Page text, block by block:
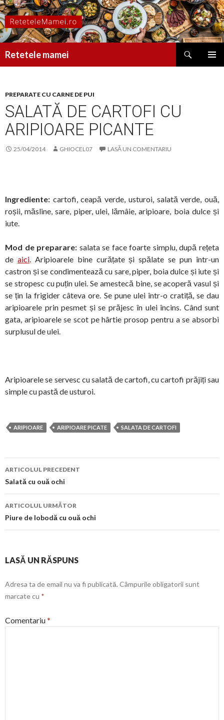
Retetele mamei
PREPARATE CU CARNE DE PUI
SALATĂ DE CARTOFI CU
ARIPIOARE PICANTE
25/04/2014 GHIOCEL07 LASĂ UN COMENTARIU
Ingrediente: cartofi, ceapă verde, usturoi, salată verde, ouă,
roșii, măsline, sare, piper, ulei, lămâie, aripioare, boia dulce și
iute.
Mod de preparare: salata se face foarte simplu, după rețeta
de aici. Aripioarele bine curățate și spălate se pun într-un
castron și se condimentează cu sare, piper, boia dulce și iute și
se stropesc cu puțin ulei. Se amestecă bine, se acoperă vasul și
se țin la frigider câteva ore. Se pune ulei într-o cratiță, se dau
aripioarele prin pesmet și se prăjesc în ulei încins. Când sunt
gata, aripioarele se scot pe hârtie prosop pentru a se absorbi
surplusul de ulei.
Aripioarele se servesc cu salată de cartofi, cu cartofi prăjiți sau
simple cu pastă de usturoi.
ARIPIOARE ARIPIOARE PICATE SALATA DE CARTOFI
Navigare
în
articol
ARTICOLUL PRECEDENT
Salată cu ouă ochi
ARTICOLUL URMĂTOR
Piure de lobodă cu ouă ochi
LASĂ UN RĂSPUNS
Adresa ta de email nu va fi publicată. Câmpurile obligatorii sunt
marcate cu *
Comentariu*